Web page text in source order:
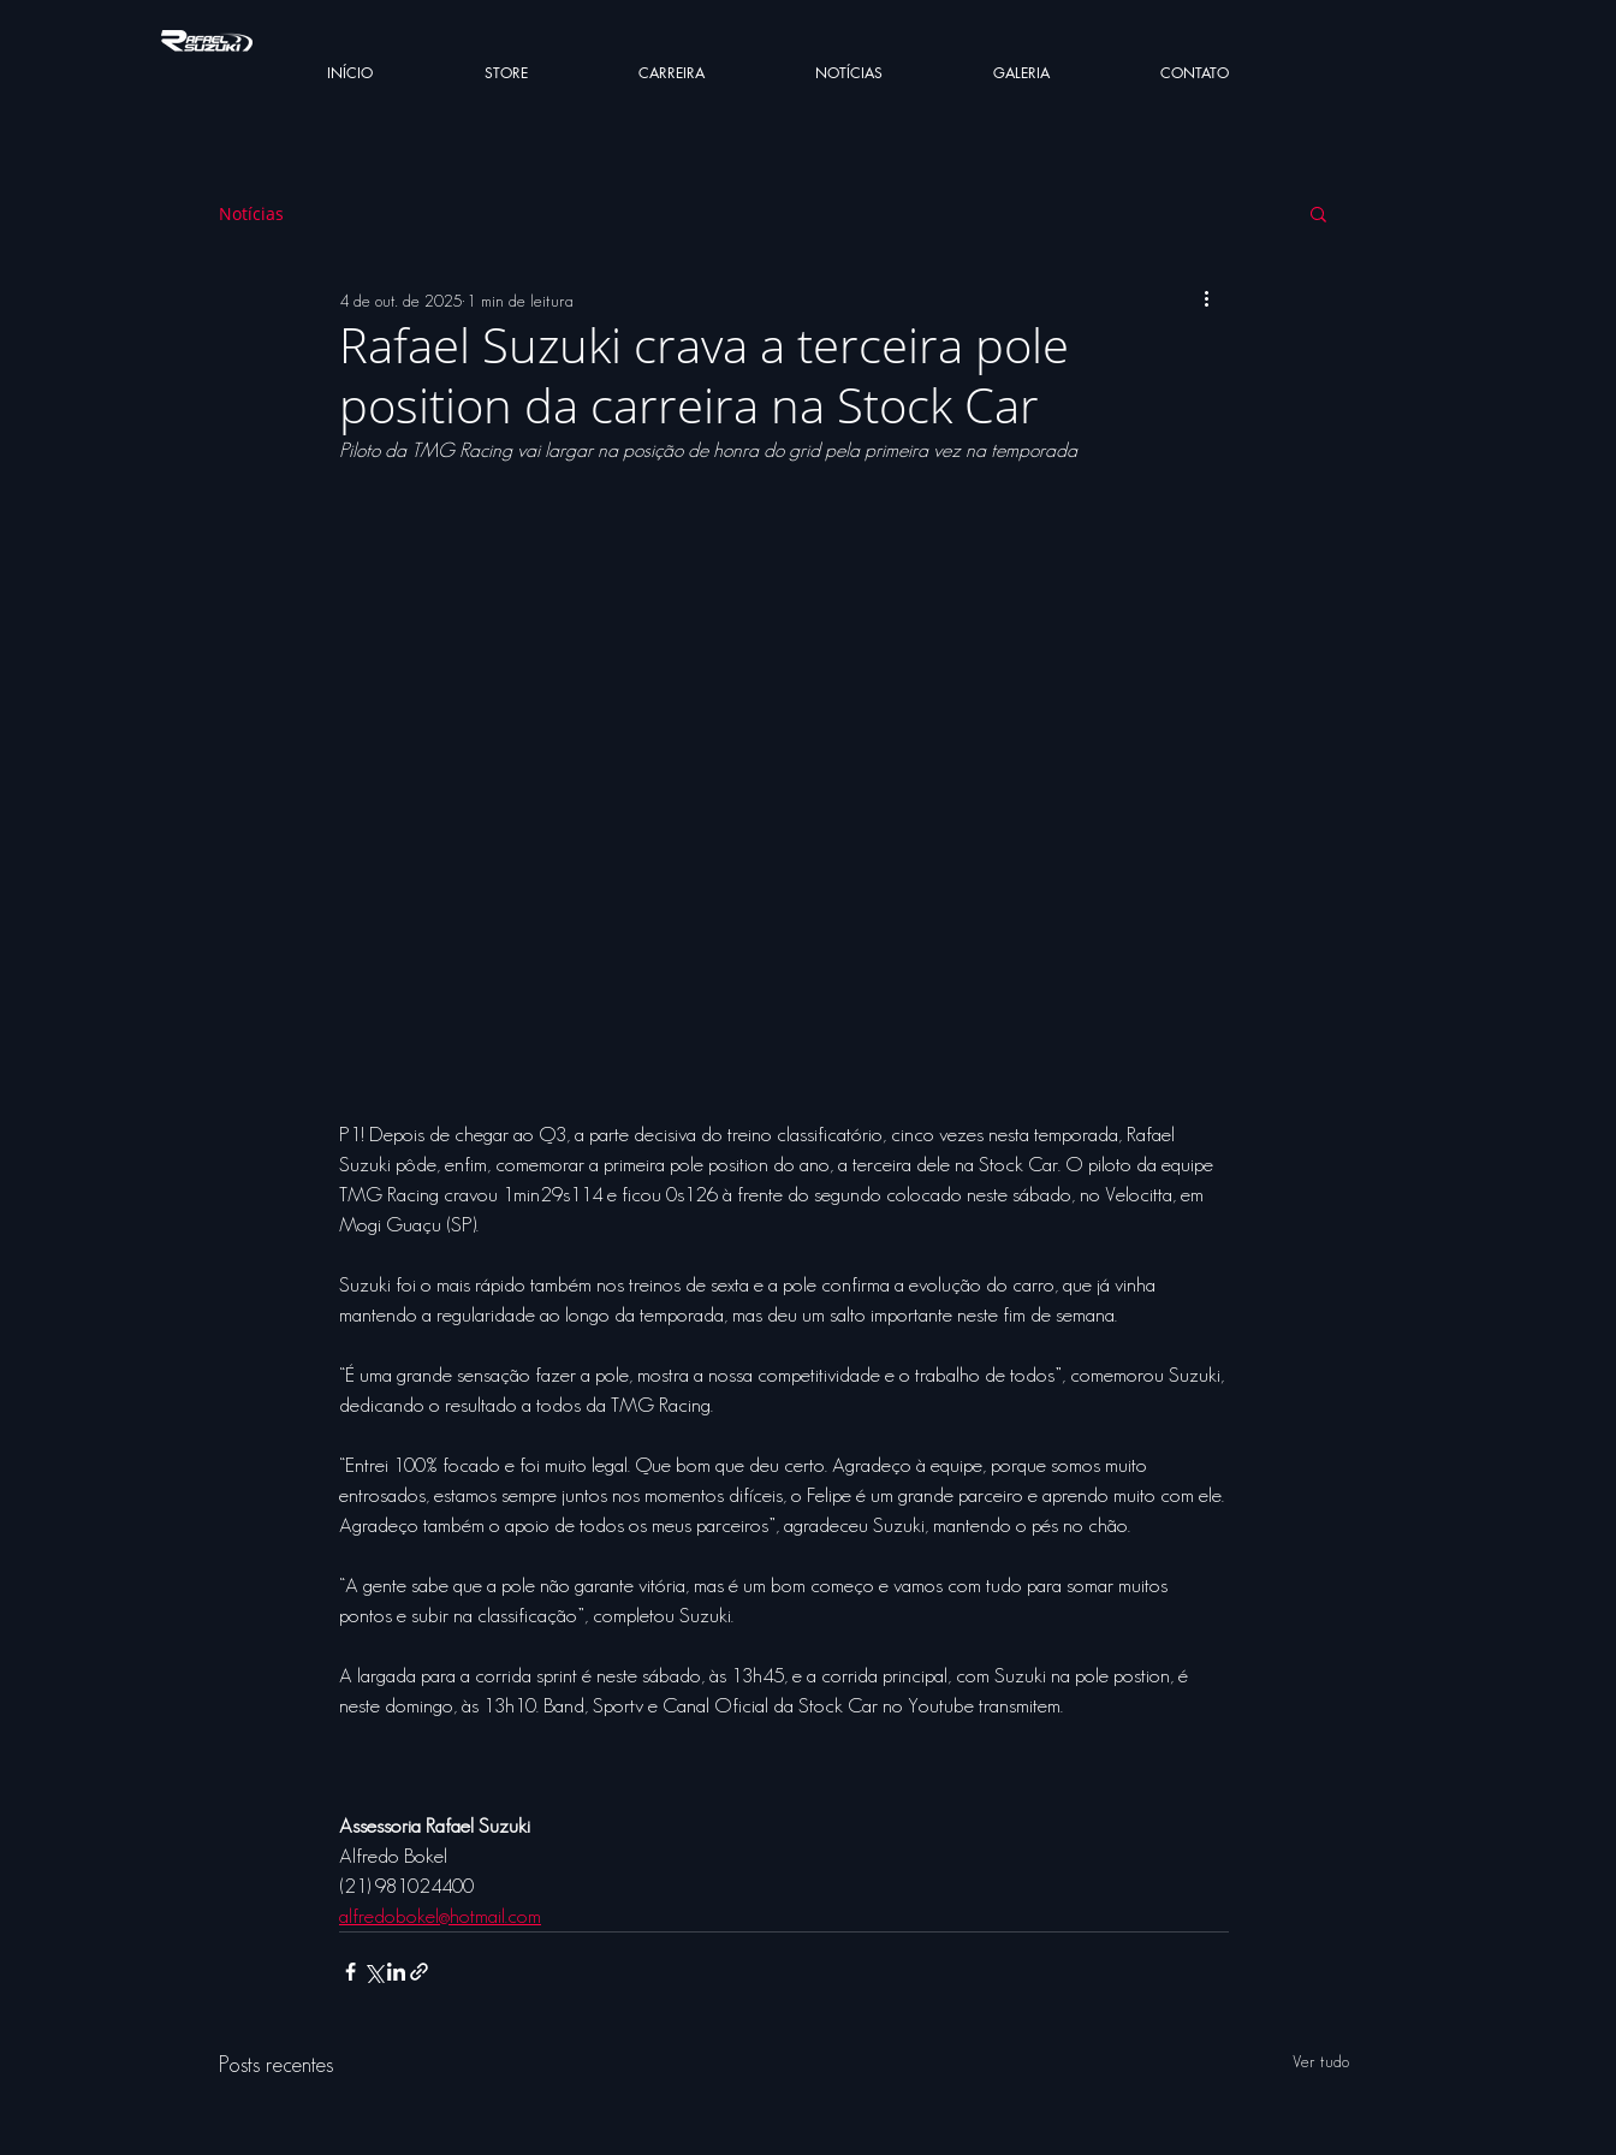
INÍCIO STORE CARREIRA NOTÍCIAS GALERIA CONTATO
Notícias
Rafael Suzuki crava a terceira pole
position da carreira na Stock Car
4 de out. de 2025 1 min de leitura
Piloto da TMG Racing vai largar na posição de honra do grid pela primeira vez na temporada
P1! Depois de chegar ao Q3, a parte decisiva do treino classificatório, cinco vezes nesta temporada, Rafael
Suzuki pôde, enfim, comemorar a primeira pole position do ano, a terceira dele na Stock Car. O piloto da equipe
TMG Racing cravou 1min29s114 e ficou 0s126 à frente do segundo colocado neste sábado, no Velocitta, em
Mogi Guaçu (SP).
Suzuki foi o mais rápido também nos treinos de sexta e a pole confirma a evolução do carro, que já vinha
mantendo a regularidade ao longo da temporada, mas deu um salto importante neste fim de semana.
“É uma grande sensação fazer a pole, mostra a nossa competitividade e o trabalho de todos”, comemorou Suzuki,
dedicando o resultado a todos da TMG Racing.
“Entrei 100% focado e foi muito legal. Que bom que deu certo. Agradeço à equipe, porque somos muito
entrosados, estamos sempre juntos nos momentos difíceis, o Felipe é um grande parceiro e aprendo muito com ele.
Agradeço também o apoio de todos os meus parceiros”, agradeceu Suzuki, mantendo o pés no chão.
“A gente sabe que a pole não garante vitória, mas é um bom começo e vamos com tudo para somar muitos
pontos e subir na classificação”, completou Suzuki.
A largada para a corrida sprint é neste sábado, às 13h45, e a corrida principal, com Suzuki na pole postion, é
neste domingo, às 13h10. Band, Sportv e Canal Oficial da Stock Car no Youtube transmitem.
Assessoria Rafael Suzuki
Alfredo Bokel
(21) 981024400
alfredobokel@hotmail.com
Posts recentes Ver tudo